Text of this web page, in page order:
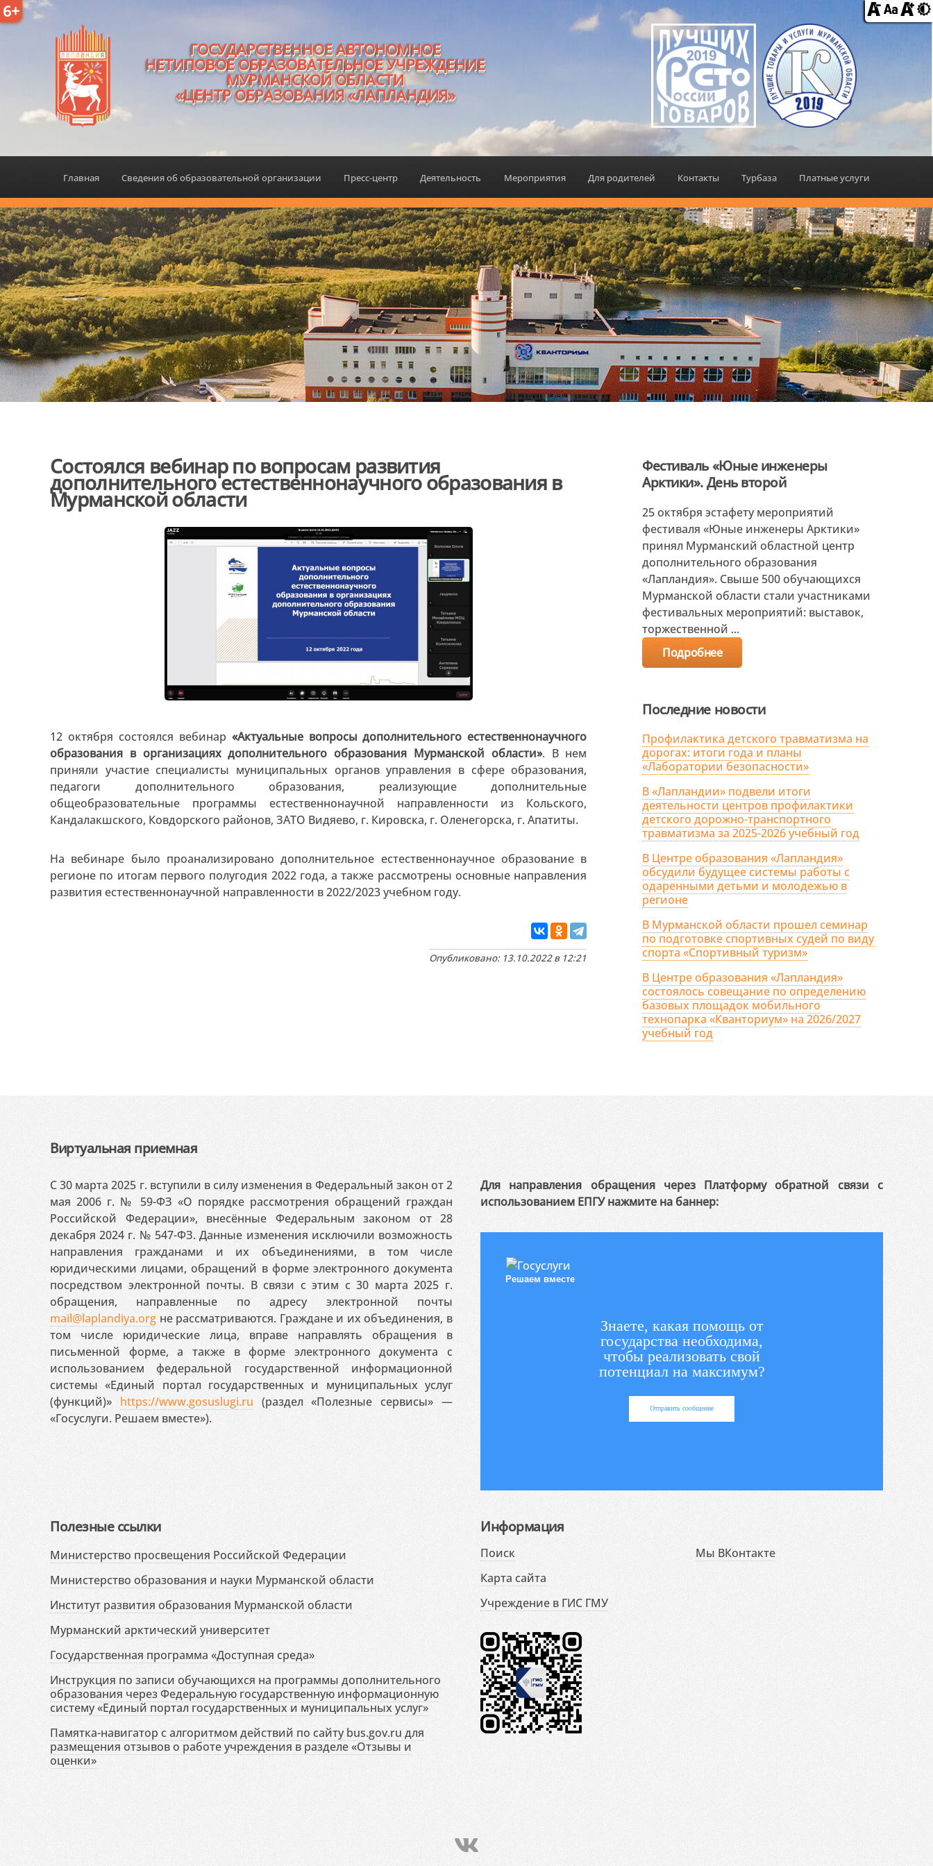
6+
ГОСУДАРСТВЕННОЕ АВТОНОМНОЕ
НЕТИПОВОЕ ОБРАЗОВАТЕЛЬНОЕ УЧРЕЖДЕНИЕ
МУРМАНСКОЙ ОБЛАСТИ
«ЦЕНТР ОБРАЗОВАНИЯ «ЛАПЛАНДИЯ»
Главная Сведения об образовательной организации Пресс-центр Деятельность Мероприятия Для родителей Контакты Турбаза Платные услуги
Состоялся вебинар по вопросам развития
дополнительного естественнонаучного образования в
Мурманской области
12 октября состоялся вебинар «Актуальные вопросы дополнительного естественнонаучного
образования в организациях дополнительного образования Мурманской области». В нем
приняли участие специалисты муниципальных органов управления в сфере образования,
педагоги дополнительного образования, реализующие дополнительные
общеобразовательные программы естественнонаучной направленности из Кольского,
Кандалакшского, Ковдорского районов, ЗАТО Видяево, г. Кировска, г. Оленегорска, г. Апатиты.
На вебинаре было проанализировано дополнительное естественнонаучное образование в
регионе по итогам первого полугодия 2022 года, а также рассмотрены основные направления
развития естественнонаучной направленности в 2022/2023 учебном году.
Опубликовано: 13.10.2022 в 12:21
Фестиваль «Юные инженеры
Арктики». День второй
25 октября эстафету мероприятий
фестиваля «Юные инженеры Арктики»
принял Мурманский областной центр
дополнительного образования
«Лапландия». Свыше 500 обучающихся
Мурманской области стали участниками
фестивальных мероприятий: выставок,
торжественной ...
Подробнее
Последние новости
Профилактика детского травматизма на
дорогах: итоги года и планы
«Лаборатории безопасности»
В «Лапландии» подвели итоги
деятельности центров профилактики
детского дорожно-транспортного
травматизма за 2025-2026 учебный год
В Центре образования «Лапландия»
обсудили будущее системы работы с
одаренными детьми и молодежью в
регионе
В Мурманской области прошел семинар
по подготовке спортивных судей по виду
спорта «Спортивный туризм»
В Центре образования «Лапландия»
состоялось совещание по определению
базовых площадок мобильного
технопарка «Кванториум» на 2026/2027
учебный год
Виртуальная приемная
С 30 марта 2025 г. вступили в силу изменения в Федеральный закон от 2
мая 2006 г. № 59-ФЗ «О порядке рассмотрения обращений граждан
Российской Федерации», внесённые Федеральным законом от 28
декабря 2024 г. № 547-ФЗ. Данные изменения исключили возможность
направления гражданами и их объединениями, в том числе
юридическими лицами, обращений в форме электронного документа
посредством электронной почты. В связи с этим с 30 марта 2025 г.
обращения, направленные по адресу электронной почты
mail@laplandiya.org не рассматриваются. Граждане и их объединения, в
том числе юридические лица, вправе направлять обращения в
письменной форме, а также в форме электронного документа с
использованием федеральной государственной информационной
системы «Единый портал государственных и муниципальных услуг
(функций)» https://www.gosuslugi.ru (раздел «Полезные сервисы» —
«Госуслуги. Решаем вместе»).
Для направления обращения через Платформу обратной связи с
использованием ЕПГУ нажмите на баннер:
Решаем вместе
Знаете, какая помощь от
государства необходима,
чтобы реализовать свой
потенциал на максимум?
Отправить сообщение
Полезные ссылки
Министерство просвещения Российской Федерации
Министерство образования и науки Мурманской области
Институт развития образования Мурманской области
Мурманский арктический университет
Государственная программа «Доступная среда»
Инструкция по записи обучающихся на программы дополнительного
образования через Федеральную государственную информационную
систему «Единый портал государственных и муниципальных услуг»
Памятка-навигатор с алгоритмом действий по сайту bus.gov.ru для
размещения отзывов о работе учреждения в разделе «Отзывы и
оценки»
Информация
Поиск
Карта сайта
Учреждение в ГИС ГМУ
Мы ВКонтакте